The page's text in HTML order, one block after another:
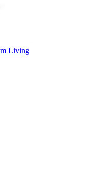
Living